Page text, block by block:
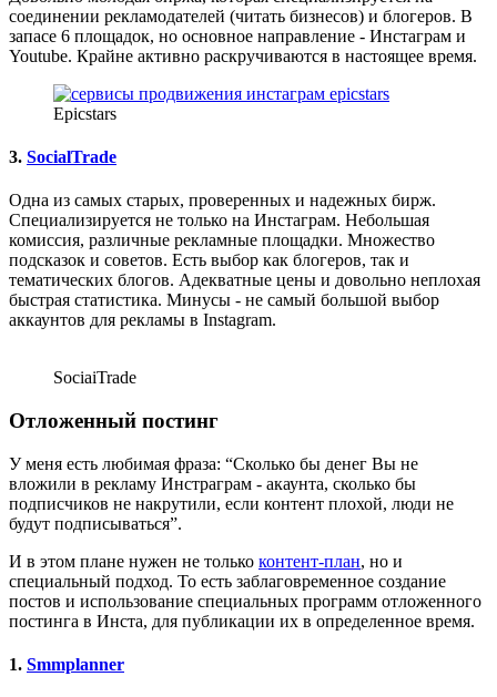
соединении рекламодателей (читать бизнесов) и блогеров. В
запасе 6 площадок, но основное направление - Инстаграм и
Youtube. Крайне активно раскручиваются в настоящее время.
Epicstars
3. SocialTrade
Одна из самых старых, проверенных и надежных бирж.
Специализируется не только на Инстаграм. Небольшая
комиссия, различные рекламные площадки. Множество
подсказок и советов. Есть выбор как блогеров, так и
тематических блогов. Адекватные цены и довольно неплохая
быстрая статистика. Минусы - не самый большой выбор
аккаунтов для рекламы в Instagram.
SociaiTrade
Отложенный постинг
У меня есть любимая фраза: “Сколько бы денег Вы не
вложили в рекламу Инстраграм - акаунта, сколько бы
подписчиков не накрутили, если контент плохой, люди не
будут подписываться”.
И в этом плане нужен не только контент-план, но и
специальный подход. То есть заблаговременное создание
постов и использование специальных программ отложенного
постинга в Инста, для публикации их в определенное время.
1. Smmplanner